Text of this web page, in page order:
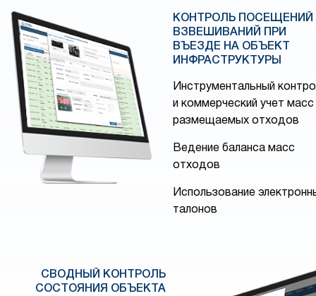
КОНТРОЛЬ ПОСЕЩЕНИЙ
ВЗВЕШИВАНИЙ ПРИ
ВЪЕЗДЕ НА ОБЪЕКТ
ИНФРАСТРУКТУРЫ
Инструментальный
и коммерческий учет масс
размещаемых отходов
Ведение баланса масс
отходов
Использование
талонов
СВОДНЫЙ КОНТРОЛЬ
СОСТОЯНИЯ ОБЪЕКТА